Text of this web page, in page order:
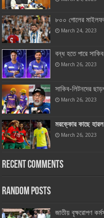
৮০০ গোলের
March 24, 2023
বন্ধ হতে পারে
March 26, 2023
সাকিব-লিটনদের
March 26, 2023
মরক্কোর কাছে হারল
March 26, 2023
Recent Comments
Random Posts
জাতীয় বৃক্ষরোপণ